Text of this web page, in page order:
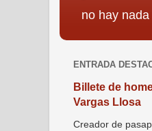
no hay
ENTRADA
Billete de
Vargas Llosa
Creador de